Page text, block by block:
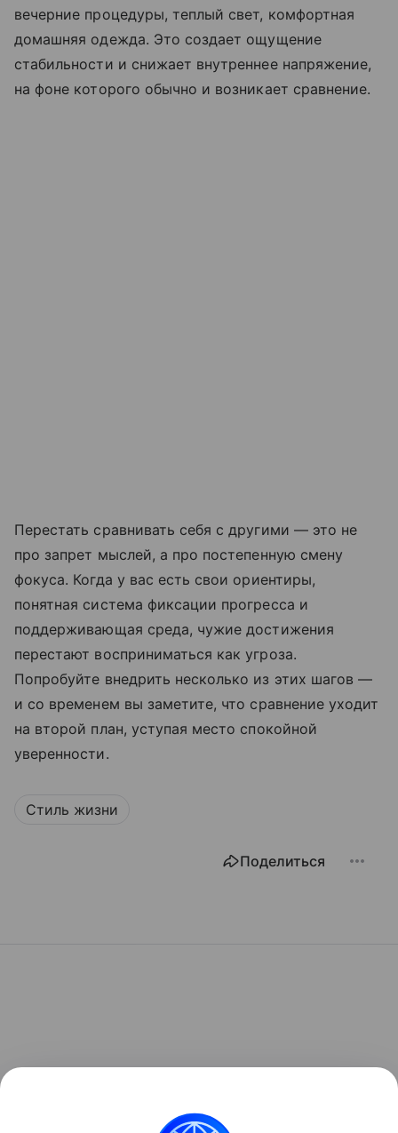
вечерние процедуры, теплый свет, комфортная
домашняя одежда. Это создает ощущение
стабильности и снижает внутреннее напряжение,
на фоне которого обычно и возникает сравнение.
Перестать сравнивать себя с другими — это не
про запрет мыслей, а про постепенную смену
фокуса. Когда у вас есть свои ориентиры,
понятная система фиксации прогресса и
поддерживающая среда, чужие достижения
перестают восприниматься как угроза.
Попробуйте внедрить несколько из этих шагов —
и со временем вы заметите, что сравнение уходит
на второй план, уступая место спокойной
уверенности.
Стиль жизни
Поделиться